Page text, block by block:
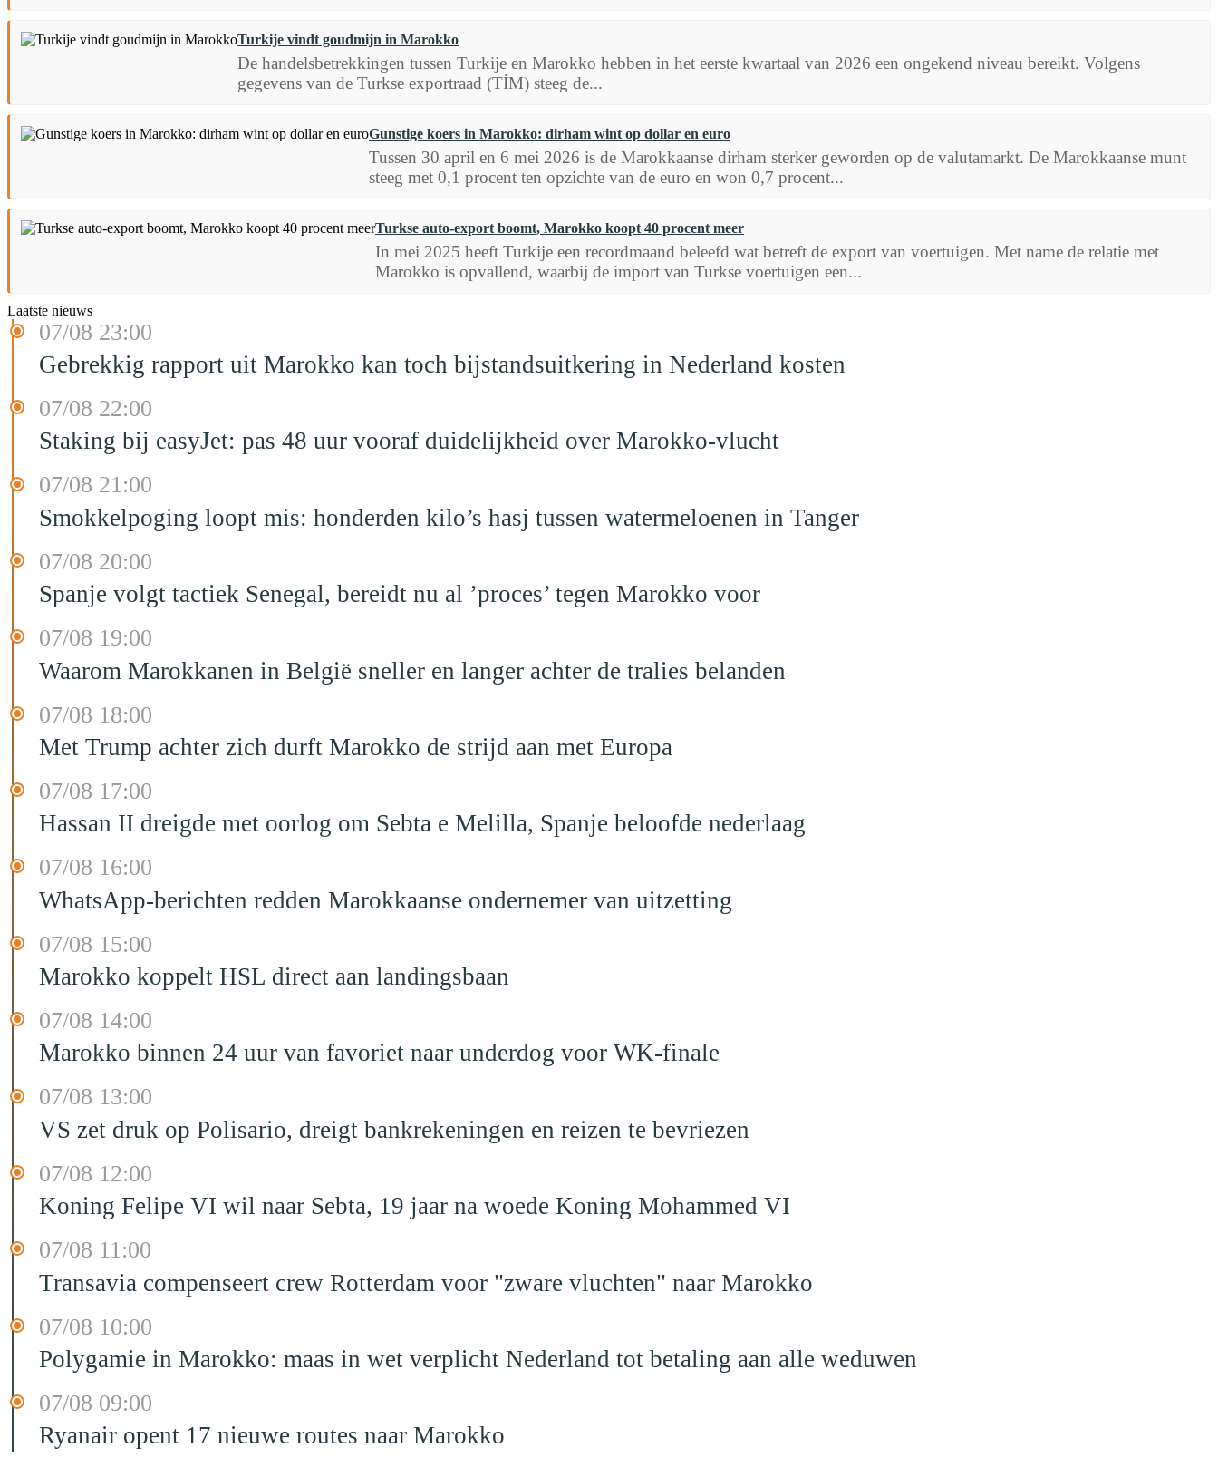
Turkije vindt goudmijn in Marokko
De handelsbetrekkingen tussen Turkije en Marokko hebben in het eerste kwartaal van 2026 een ongekend niveau bereikt. Volgens
gegevens van de Turkse exportraad (TİM) steeg de...
Gunstige koers in Marokko: dirham wint op dollar en euro
Tussen 30 april en 6 mei 2026 is de Marokkaanse dirham sterker geworden op de valutamarkt. De Marokkaanse munt
steeg met 0,1 procent ten opzichte van de euro en won 0,7 procent...
Turkse auto-export boomt, Marokko koopt 40 procent meer
In mei 2025 heeft Turkije een recordmaand beleefd wat betreft de export van voertuigen. Met name de relatie met
Marokko is opvallend, waarbij de import van Turkse voertuigen een...
Laatste nieuws
07/08 23:00
Gebrekkig rapport uit Marokko kan toch bijstandsuitkering in Nederland kosten
07/08 22:00
Staking bij easyJet: pas 48 uur vooraf duidelijkheid over Marokko-vlucht
07/08 21:00
Smokkelpoging loopt mis: honderden kilo’s hasj tussen watermeloenen in Tanger
07/08 20:00
Spanje volgt tactiek Senegal, bereidt nu al ’proces’ tegen Marokko voor
07/08 19:00
Waarom Marokkanen in België sneller en langer achter de tralies belanden
07/08 18:00
Met Trump achter zich durft Marokko de strijd aan met Europa
07/08 17:00
Hassan II dreigde met oorlog om Sebta e Melilla, Spanje beloofde nederlaag
07/08 16:00
WhatsApp-berichten redden Marokkaanse ondernemer van uitzetting
07/08 15:00
Marokko koppelt HSL direct aan landingsbaan
07/08 14:00
Marokko binnen 24 uur van favoriet naar underdog voor WK-finale
07/08 13:00
VS zet druk op Polisario, dreigt bankrekeningen en reizen te bevriezen
07/08 12:00
Koning Felipe VI wil naar Sebta, 19 jaar na woede Koning Mohammed VI
07/08 11:00
Transavia compenseert crew Rotterdam voor "zware vluchten" naar Marokko
07/08 10:00
Polygamie in Marokko: maas in wet verplicht Nederland tot betaling aan alle weduwen
07/08 09:00
Ryanair opent 17 nieuwe routes naar Marokko